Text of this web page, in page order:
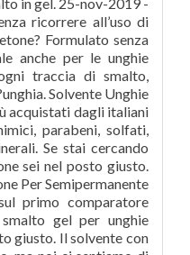
ricorrere all’uso di
Formulato senza
anche per le unghie
traccia di smalto,
Solvente Unghie
acquistati dagli italiani
parabeni, solfati,
Se stai cercando
sei nel posto giusto.
Per Semipermanente
primo comparatore
gel per unghie
giusto. Il solvente con